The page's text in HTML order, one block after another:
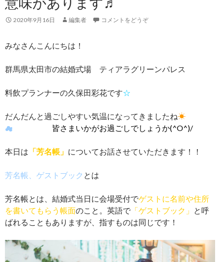
2020年9月16日 編集者 コメントをどうぞ
みなさんこんにちは！
群馬県太田市の結婚式場 ティアラグリーンパレス
料飲プランナーの久保田彩花です☆
だんだんと過ごしやすい気温になってきましたね☀
☁ 皆さまいかがお過ごしでしょうか(^O^)/
本日は 「芳名帳」 についてお話させていただきます！！
芳名帳、ゲストブック とは
芳名帳とは、結婚式当日に会場受付でゲストに名前や住所
を書いてもらう帳面のこと。英語で 「ゲストブック」 と呼
ばれることもありますが、指すものは同じです！